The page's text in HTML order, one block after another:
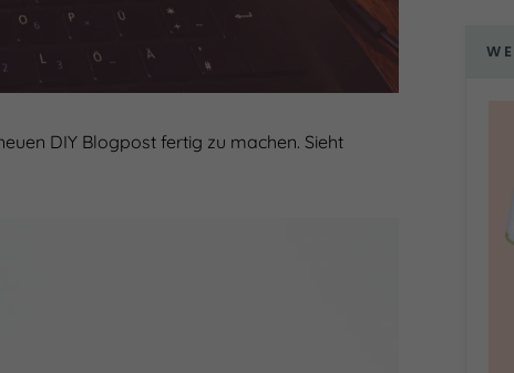
DIY Blogpost fertig zu machen. Sieht